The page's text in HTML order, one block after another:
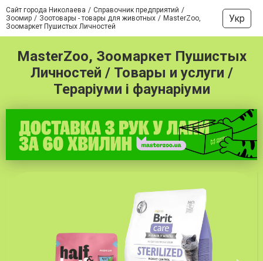
Сайт города Николаева
Справочник предприятий
Зоомир
Зоотовары - товары для животных
MasterZoo,
Зоомаркет Пушистых Личностей
Укр
MasterZoo, Зоомаркет Пушистых
Личностей / Товары и услуги /
Тераріуми і фаунаріуми